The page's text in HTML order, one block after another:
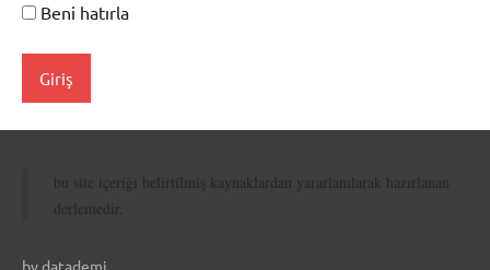
Beni hatırla
bu site içeriği belirtilmiş kaynaklardan yararlanılarak hazırlanan
derlemedir.